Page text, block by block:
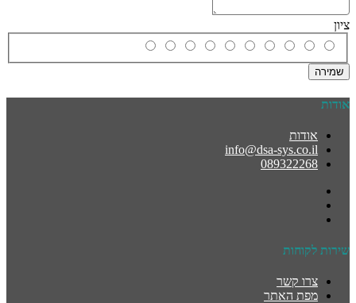
ציון
שמירה
אודות
אודות
info@dsa-sys.co.il
089322268
שירות לקוחות
צרו קשר
מפת האתר